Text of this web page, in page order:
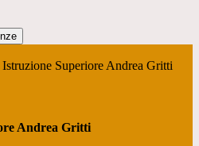
Superiore Andrea Gritti
Andrea Gritti